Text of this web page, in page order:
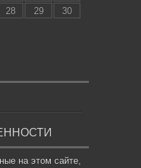
28 29
30
на этом сайте,